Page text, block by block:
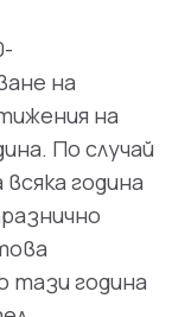
на
на
По случай
година
тази година